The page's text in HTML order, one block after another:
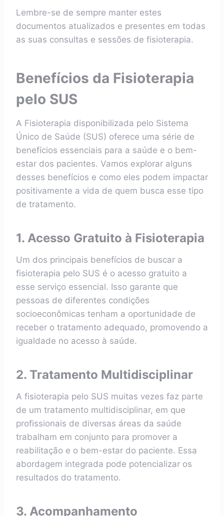
Lembre-se de sempre manter estes
documentos atualizados e presentes em todas
as suas consultas e sessões de fisioterapia.
Benefícios da Fisioterapia
pelo SUS
A Fisioterapia disponibilizada pelo Sistema
Único de Saúde (SUS) oferece uma série de
benefícios essenciais para a saúde e o bem-
estar dos pacientes. Vamos explorar alguns
desses benefícios e como eles podem impactar
positivamente a vida de quem busca esse tipo
de tratamento.
1. Acesso Gratuito à Fisioterapia
Um dos principais benefícios de buscar a
fisioterapia pelo SUS é o acesso gratuito a
esse serviço essencial. Isso garante que
pessoas de diferentes condições
socioeconômicas tenham a oportunidade de
receber o tratamento adequado, promovendo a
igualdade no acesso à saúde.
2. Tratamento Multidisciplinar
A fisioterapia pelo SUS muitas vezes faz parte
de um tratamento multidisciplinar, em que
profissionais de diversas áreas da saúde
trabalham em conjunto para promover a
reabilitação e o bem-estar do paciente. Essa
abordagem integrada pode potencializar os
resultados do tratamento.
3. Acompanhamento